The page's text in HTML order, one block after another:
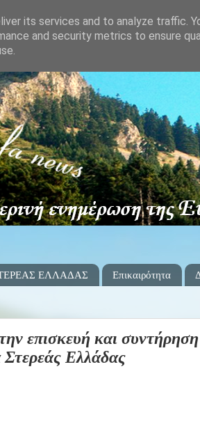
ΕΛΛΑΔΑΣ Επικαιρότητα
επισκευή και
Στερεάς Ελλάδας
its services and to analyze traffic.
and security metrics to ensure